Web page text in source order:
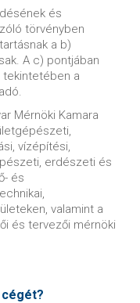
és
törvényben
a b)
A c) pontjában
tekintetében a
Mérnöki Kamara
vízépítési,
erdészeti és
és
valamint a
és tervezői mérnöki